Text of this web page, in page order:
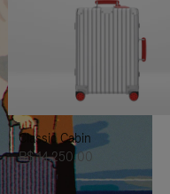
Classic Cabin
R$ 14.250,00